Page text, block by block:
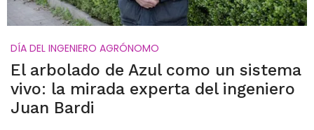
DÍA DEL INGENIERO AGRÓNOMO
El arbolado de Azul como un sistema
vivo: la mirada experta del ingeniero
Juan Bardi